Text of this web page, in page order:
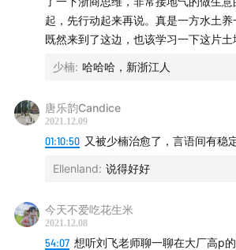
起，先行动起来再说。真是一方水土
既然来到了这边，也该学习一下这片土
少楠: 哈哈哈，新浙江人
唐乐韵Candice
2021.12.09
01:10:50 又被少楠治愈了，言语间有稳
Ellenland: 说得好好
今天不爱吃花生米
2021.12.08
54:07 想听刘飞老师聊一聊在大厂高p